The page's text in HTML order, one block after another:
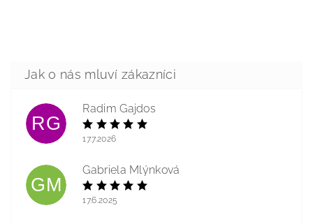
RG
Radim Gajdos
17.7.2026
GM
Gabriela Mlýnková
17.6.2025